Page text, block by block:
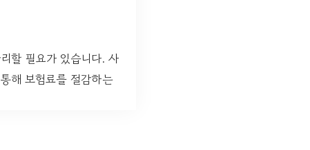
할 필요가 있습니다. 사
해 보험료를 절감하는